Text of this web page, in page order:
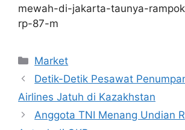
mewah-di-jakarta-taunya-
rp-87-m
Kategori
Market
Detik-Detik Pesawat
Airlines Jatuh di Kazakhstan
Anggota TNI Menang Undian